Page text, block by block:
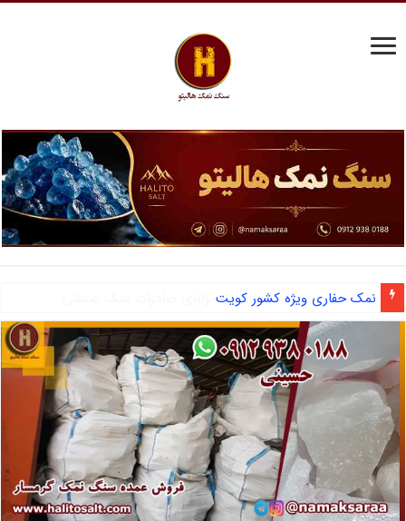
آشنایی با نمک دانه شکری و مزایای صادرات نمک صنعتی